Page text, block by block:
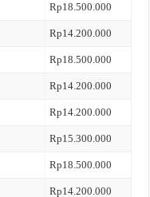
Rp18.500.000
Rp14.200.000
Rp18.500.000
Rp14.200.000
Rp14.200.000
Rp15.300.000
Rp18.500.000
Rp14.200.000